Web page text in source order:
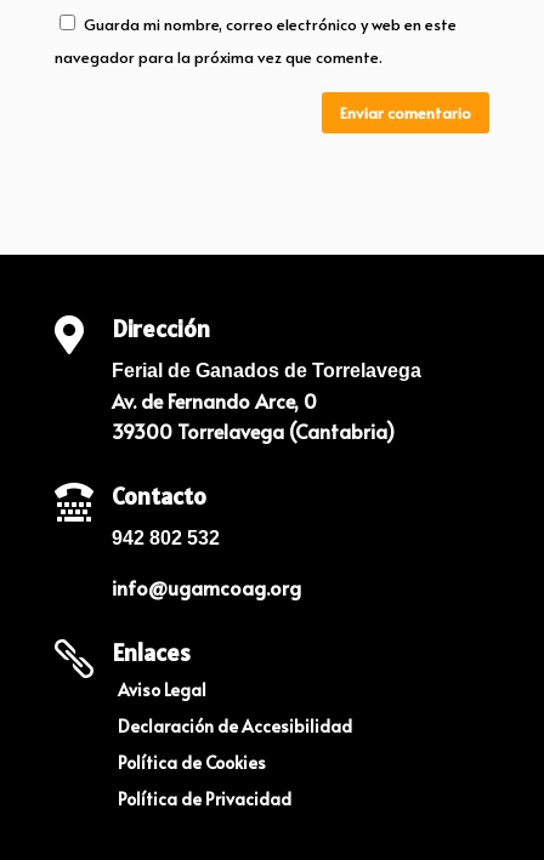
Guarda mi nombre, correo electrónico y web en este
navegador para la próxima vez que comente.
Enviar comentario
 Dirección
Ferial de Ganados de Torrelavega
Av. de Fernando Arce, 0
39300 Torrelavega (Cantabria)
 Contacto
942 802 532
info@ugamcoag.org
 Enlaces
Aviso Legal
Declaración de Accesibilidad
Política de Cookies
Política de Privacidad